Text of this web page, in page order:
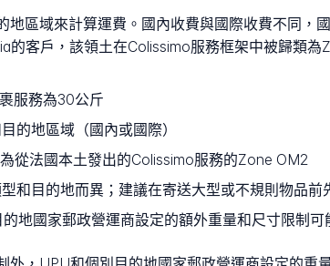
地區域來計算運費。國內收費與國際收費不同，
的客戶，該領土在Colissimo服務框架中被歸類
服務為30公斤
的地區域（國內或國際）
從法國本土發出的Colissimo服務的Zone OM2
和目的地而異；建議在寄送大型或不規則物品前
地國家郵政營運商設定的額外重量和尺寸限制